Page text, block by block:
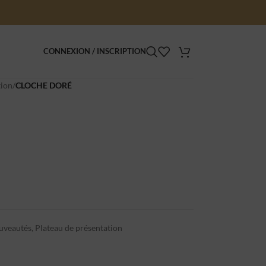
CONNEXION / INSCRIPTION
/CLOCHE DORÉ
, Plateau de présentation